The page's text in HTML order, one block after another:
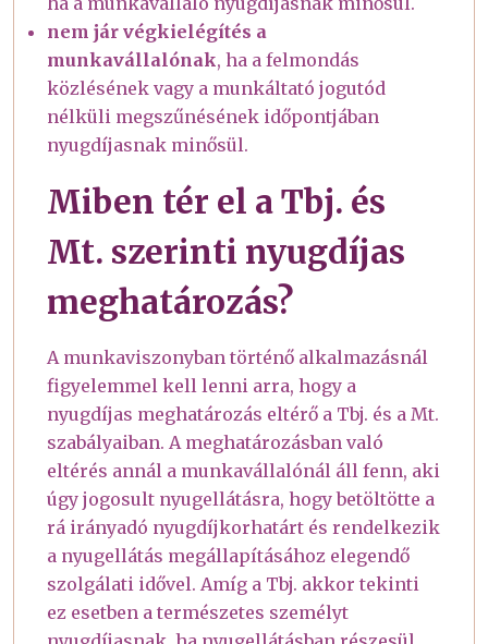
nem jár végkielégítés a
munkavállalónak, ha a felmondás
közlésének vagy a munkáltató jogutód
nélküli megszűnésének időpontjában
nyugdíjasnak minősül.
Miben tér el a Tbj. és
Mt. szerinti nyugdíjas
meghatározás?
A munkaviszonyban történő alkalmazásnál
figyelemmel kell lenni arra, hogy a
nyugdíjas meghatározás eltérő a Tbj. és a Mt.
szabályaiban. A meghatározásban való
eltérés annál a munkavállalónál áll fenn, aki
úgy jogosult nyugellátásra, hogy betöltötte a
rá irányadó nyugdíjkorhatárt és rendelkezik
a nyugellátás megállapításához elegendő
szolgálati idővel. Amíg a Tbj. akkor tekinti
ez esetben a természetes személyt